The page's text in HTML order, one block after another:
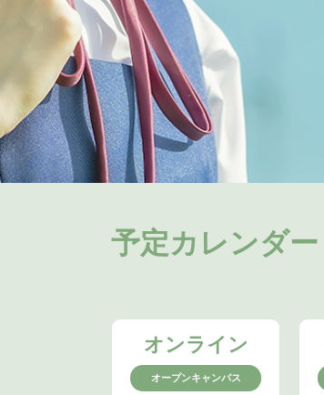
予定カレンダー
オンライン
オープンキャンパス